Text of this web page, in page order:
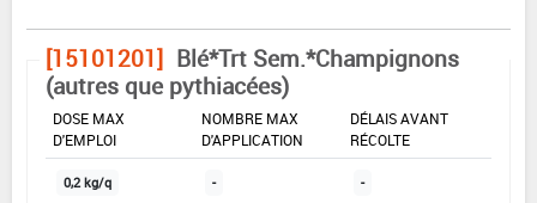
[15101201] Blé*Trt Sem.*Champignons
(autres que pythiacées)
DOSE MAX
D'EMPLOI
NOMBRE MAX
D'APPLICATION
DÉLAIS AVANT
RÉCOLTE
0,2 kg/q - -